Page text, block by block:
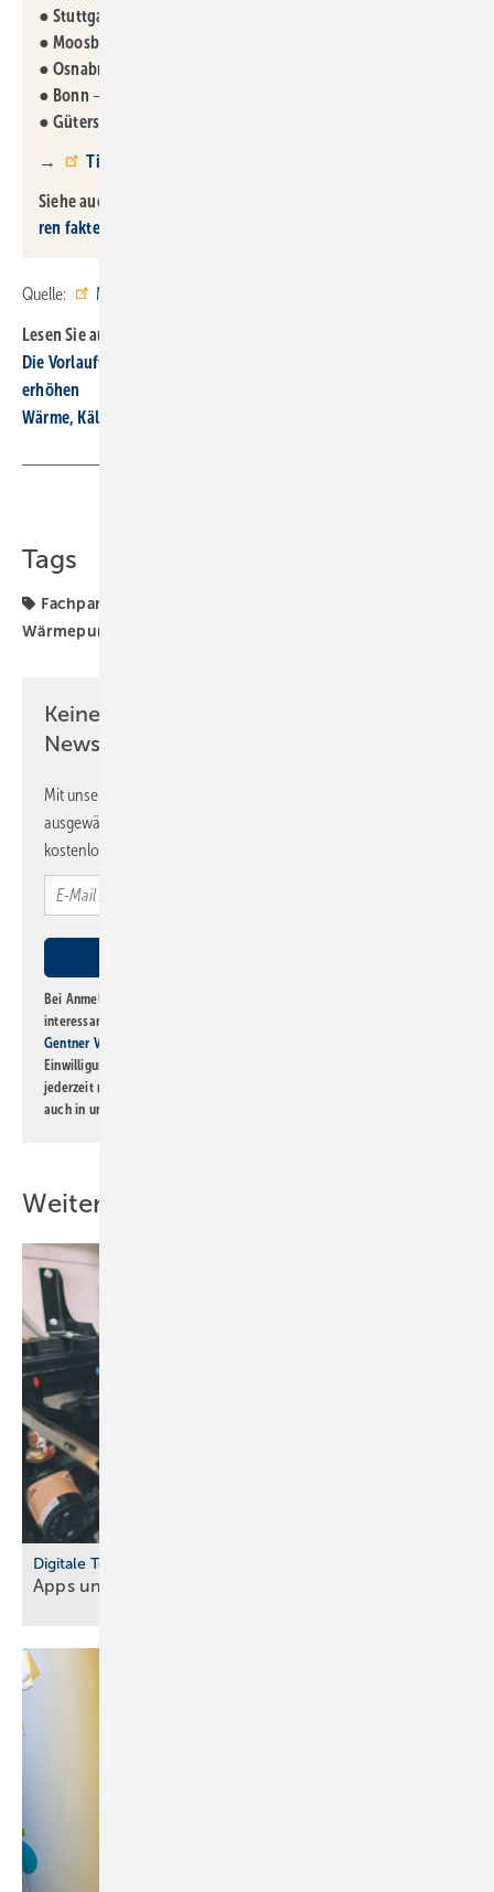
● Stuttgart
● Moosburg
● Osnabrück
● Bonn –
● Gütersloh
→ Tickets & Informationen
Siehe auch:
ren fak­ten­ba­siert
Quelle: Mitsubishi Electric
Lesen Sie auch:
D ie Vorlauftemperatur bedarfsgeführt regeln und so die Effizienz
erhöhen
Wärme, Kälte, Wasser und Strom – vorsätzlich nachhaltig
Tags
Fachpartner
Wärmepumpen-Rollout
Keine Zeit? Kein Problem mit dem SBZ
Newsletter!
Mit unserem Newsletter erhalten Sie regelmäßig von uns
ausgewählte Informationen und Neuigkeiten, gebündelt und
kostenlos direkt ins Postfach.
Bei Anmeldung zu diesem Newsletter bin ich damit einverstanden, über
interessante Verlags- und Online-Angebote
Gentner Verlag GmbH & Co. KG
Einwilligung kann ich jederzeit widerrufen und eine Abmeldung ist
jederzeit möglich. Informationen zum Umgang mit Daten finden Sie
auch in unserer
Weitere Inhalte
Digitale Tools
Apps und Soft­ware für Hand­werker und